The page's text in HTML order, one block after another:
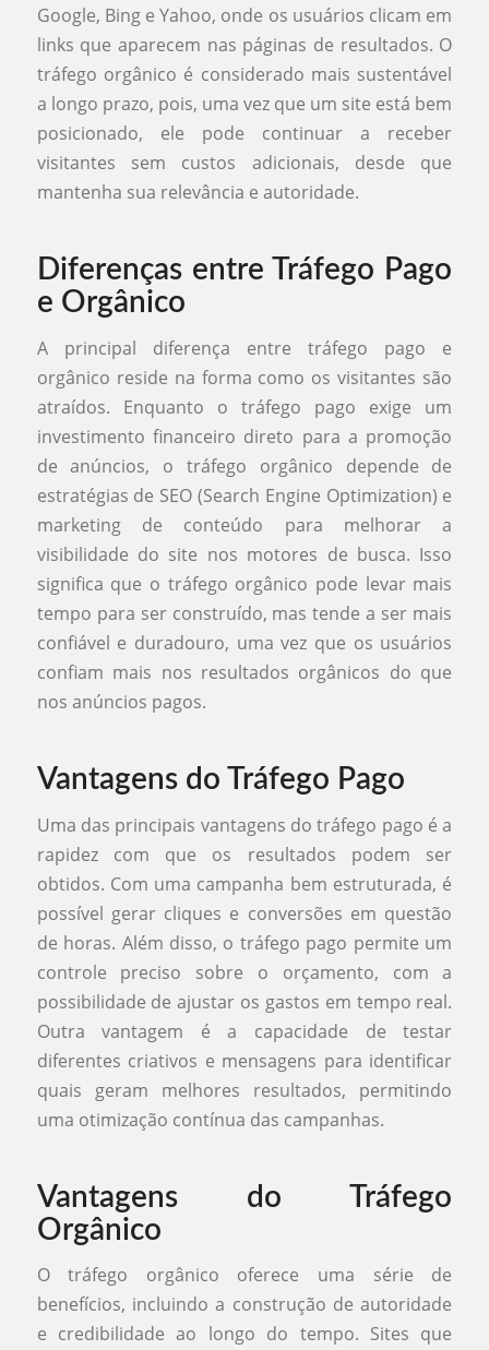
Google, Bing e Yahoo, onde os usuários clicam em
links que aparecem nas páginas de resultados. O
tráfego orgânico é considerado mais sustentável
a longo prazo, pois, uma vez que um site está bem
posicionado, ele pode continuar a receber
visitantes sem custos adicionais, desde que
mantenha sua relevância e autoridade.
Diferenças entre Tráfego Pago
e Orgânico
A principal diferença entre tráfego pago e
orgânico reside na forma como os visitantes são
atraídos. Enquanto o tráfego pago exige um
investimento financeiro direto para a promoção
de anúncios, o tráfego orgânico depende de
estratégias de SEO (Search Engine Optimization) e
marketing de conteúdo para melhorar a
visibilidade do site nos motores de busca. Isso
significa que o tráfego orgânico pode levar mais
tempo para ser construído, mas tende a ser mais
confiável e duradouro, uma vez que os usuários
confiam mais nos resultados orgânicos do que
nos anúncios pagos.
Vantagens do Tráfego Pago
Uma das principais vantagens do tráfego pago é a
rapidez com que os resultados podem ser
obtidos. Com uma campanha bem estruturada, é
possível gerar cliques e conversões em questão
de horas. Além disso, o tráfego pago permite um
controle preciso sobre o orçamento, com a
possibilidade de ajustar os gastos em tempo real.
Outra vantagem é a capacidade de testar
diferentes criativos e mensagens para identificar
quais geram melhores resultados, permitindo
uma otimização contínua das campanhas.
Vantagens do Tráfego
Orgânico
O tráfego orgânico oferece uma série de
benefícios, incluindo a construção de autoridade
e credibilidade ao longo do tempo. Sites que